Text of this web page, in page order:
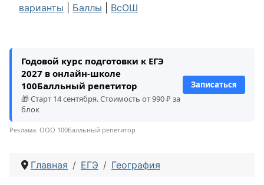
варианты
Баллы ВсОШ
Годовой курс подготовки к ЕГЭ
2027 в онлайн-школе
100Балльный репетитор
🎁 Старт 14 сентября. Стоимость от 990 ₽ за
блок
Записаться
Реклама. ООО 100Балльный репетитор
Главная ЕГЭ География